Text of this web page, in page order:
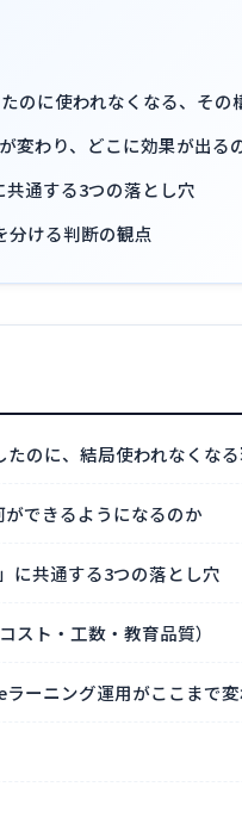
のに使われなくなる、その
変わり、どこに効果が出る
通する3つの落とし穴
分ける判断の観点
のに、結局使われなくな
できるようになるのか
に共通する3つの落とし穴
スト・工数・教育品質）
ーニング運用がここまで